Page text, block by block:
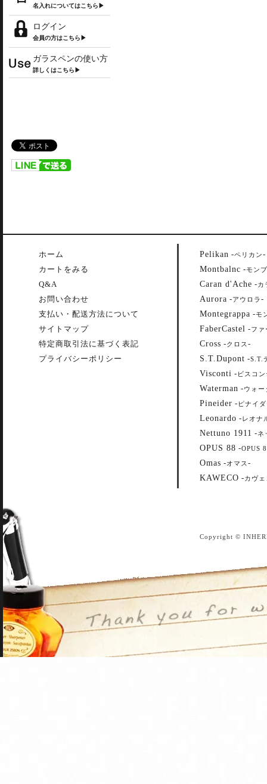
名入れについてはこちら▶
ログイン
会員の方はこちら▶
ガラスペンの使い方
詳しくはこちら▶
ホーム
カートをみる
Q&A
お問い合わせ
支払い・配送方法について
サイトマップ
特定商取引法に基づく表記
プライバシーポリシー
Pelikan -ペリカン-
Montbalnc -モン
Caran d'Ache -カ
Aurora -アウロラ -
Montegrappa -モ
FaberCastel -ファ
Cross -クロス -
S.T.Dupont -S.T.
Visconti - ビスコ
Waterman -ウォー
Pineider - ピナイ
Leonardo -レオナ
Nettuno 1911 -ネ
OPUS 88 -OPUS
Omas -オマス -
KAWECO -カヴェ
Copyright ©